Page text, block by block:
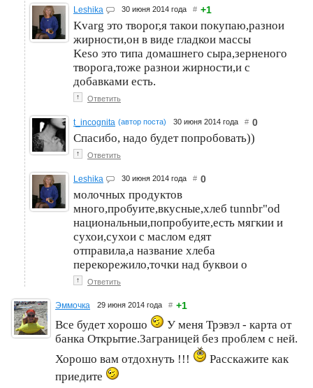
Leshika 30 июня 2014 года # +1
Kvarg это творог,я такои покупаю,разнои
жирности,он в виде гладкои массы
Keso это типа домашнего сыра,зерненого
творога,тоже разнои жирности,и с
добавками есть.
↑ Ответить
t_incognita (автор поста) 30 июня 2014 года # 0
Спасибо, надо будет попробовать))
↑ Ответить
Leshika 30 июня 2014 года # 0
молочных продуктов
много,пробуите,вкусные,хлеб tunnbr"od
национальныи,попробуите,есть мягкии и
сухои,сухои с маслом едят
отправила,а название хлеба
перекорежило,точки над буквои о
↑ Ответить
Эммочка 29 июня 2014 года # +1
Все будет хорошо
У меня Трэвэл - карта от
банка Открытие.Заграницей без проблем с ней.
Хорошо вам отдохнуть !!!
Расскажите как
приедите